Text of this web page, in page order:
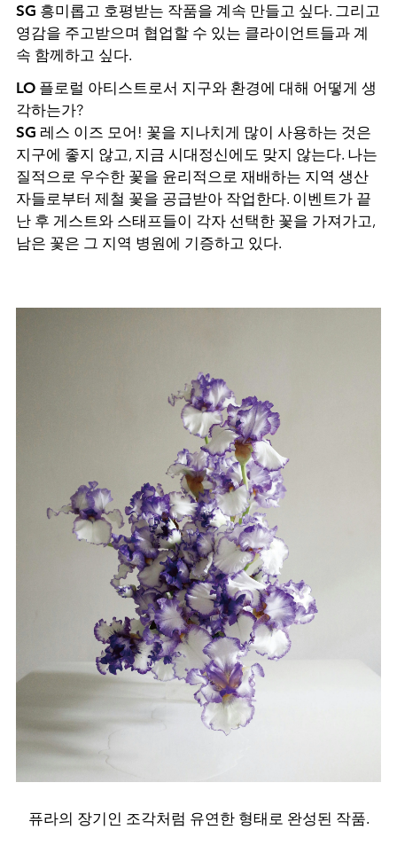
SG 흥미롭고 호평받는 작품을 계속 만들고 싶다. 그리고
영감을 주고받으며 협업할 수 있는 클라이언트들과 계
속 함께하고 싶다.
LO 플로럴 아티스트로서 지구와 환경에 대해 어떻게 생
각하는가?
SG 레스 이즈 모어! 꽃을 지나치게 많이 사용하는 것은
지구에 좋지 않고, 지금 시대정신에도 맞지 않는다. 나는
질적으로 우수한 꽃을 윤리적으로 재배하는 지역 생산
자들로부터 제철 꽃을 공급받아 작업한다. 이벤트가 끝
난 후 게스트와 스태프들이 각자 선택한 꽃을 가져가고,
남은 꽃은 그 지역 병원에 기증하고 있다.
퓨라의 장기인 조각처럼 유연한 형태로 완성된 작품.